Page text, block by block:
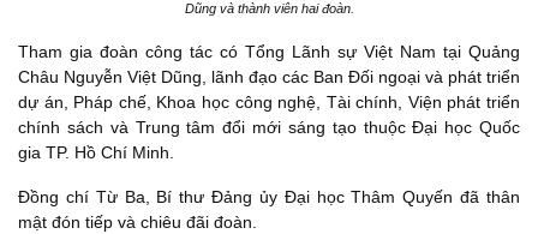
Dũng và thành viên hai đoàn.
Tham gia đoàn công tác có Tổng Lãnh sự Việt Nam tại Quảng
Châu Nguyễn Việt Dũng, lãnh đạo các Ban Đối ngoại và phát triển
dự án, Pháp chế, Khoa học công nghệ, Tài chính, Viện phát triển
chính sách và Trung tâm đổi mới sáng tạo thuộc Đại học Quốc
gia TP. Hồ Chí Minh.
Đồng chí Từ Ba, Bí thư Đảng ủy Đại học Thâm Quyến đã thân
mật đón tiếp và chiêu đãi đoàn.